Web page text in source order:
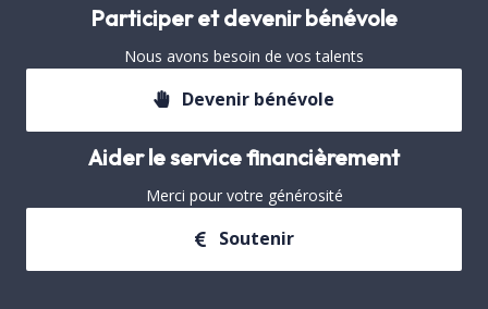
Participer et devenir bénévole
Nous avons besoin de vos talents
Devenir bénévole
Aider le service financièrement
Merci pour votre générosité
Soutenir